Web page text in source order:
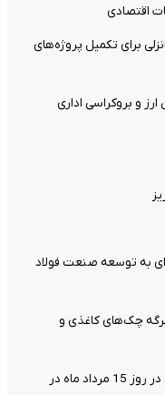
اقتصادی
برای تکمیل پروژه‌های
ارز و بروکراسی اداری
به توسعه صنعت فولاد
تعیین تکلیف 80 درصد برگه چک‌های کاغذی و
اسامی شعب کشیک موسسه اعتباری ملل در روز 15 مرداد ماه در